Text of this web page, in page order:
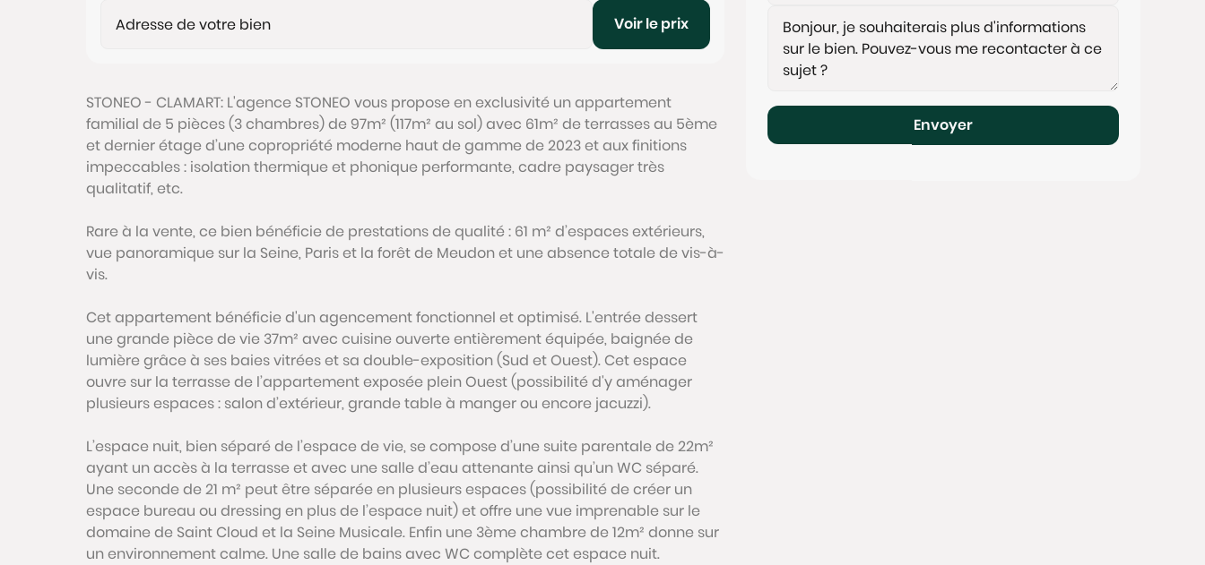
Voir le prix
STONEO - CLAMART: L'agence STONEO vous propose en exclusivité un appartement
familial de 5 pièces (3 chambres) de 97m² (117m² au sol) avec 61m² de terrasses au 5ème
et dernier étage d’une copropriété moderne haut de gamme de 2023 et aux finitions
impeccables : isolation thermique et phonique performante, cadre paysager très
qualitatif, etc.
Rare à la vente, ce bien bénéficie de prestations de qualité : 61 m² d’espaces extérieurs,
vue panoramique sur la Seine, Paris et la forêt de Meudon et une absence totale de vis-à-
vis.
Cet appartement bénéficie d'un agencement fonctionnel et optimisé. L'entrée dessert
une grande pièce de vie 37m² avec cuisine ouverte entièrement équipée, baignée de
lumière grâce à ses baies vitrées et sa double-exposition (Sud et Ouest). Cet espace
ouvre sur la terrasse de l’appartement exposée plein Ouest (possibilité d'y aménager
plusieurs espaces : salon d’extérieur, grande table à manger ou encore jacuzzi).
L’espace nuit, bien séparé de l’espace de vie, se compose d’une suite parentale de 22m²
ayant un accès à la terrasse et avec une salle d’eau attenante ainsi qu’un WC séparé.
Une seconde de 21 m² peut être séparée en plusieurs espaces (possibilité de créer un
espace bureau ou dressing en plus de l’espace nuit) et offre une vue imprenable sur le
domaine de Saint Cloud et la Seine Musicale. Enfin une 3ème chambre de 12m² donne sur
un environnement calme. Une salle de bains avec WC complète cet espace nuit.
Envoyer